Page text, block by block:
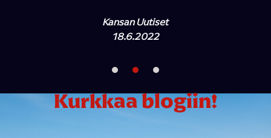
Kansan Uutiset
18.6.2022
Kurkkaa blogiin!